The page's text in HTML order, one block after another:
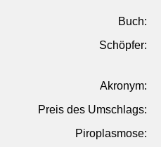
Buch:
Schöpfer:
Akronym:
Preis des Umschlags:
Piroplasmose: